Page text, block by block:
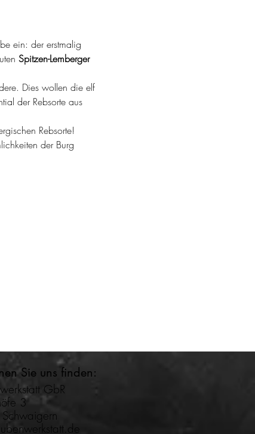
ein: der erstmalig
Spitzen-Lemberger
Dies wollen die elf
der Rebsorte aus
Rebsorte!
der Burg
Sie uns finden:
GbR
3